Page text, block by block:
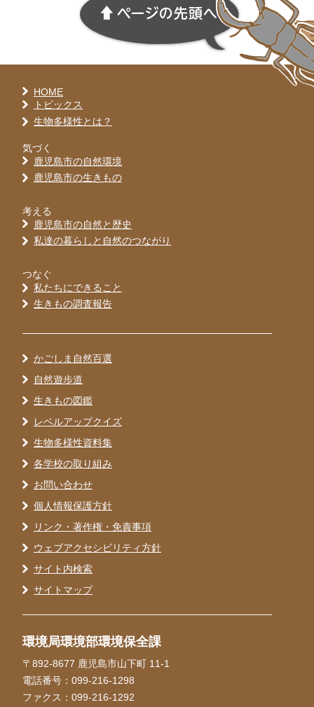
HOME
トピックス
生物多様性とは？
気づく
鹿児島市の自然環境
鹿児島市の生きもの
考える
鹿児島市の自然と歴史
私達の暮らしと自然のつながり
つなぐ
私たちにできること
生きもの調査報告
かごしま自然百選
自然遊歩道
生きもの図鑑
レベルアップクイズ
生物多様性資料集
各学校の取り組み
お問い合わせ
個人情報保護方針
リンク・著作権・免責事項
ウェブアクセシビリティ方針
サイト内検索
サイトマップ
環境局環境部環境保全課
〒892-8677 鹿児島市山下町 11-1
電話番号：099-216-1298
ファクス：099-216-1292